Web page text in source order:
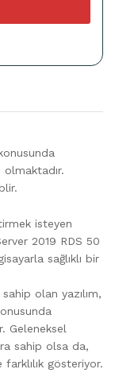
olmaktadır.
isteyen
2019 RDS 50
sağlıklı bir
olan yazılım,
Geleneksel
sahip olsa da,
farklılık gösteriyor.